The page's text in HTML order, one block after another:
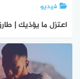
فيديو
اعتزل ما يؤذيك |